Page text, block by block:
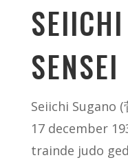
SENSEI
Seiichi Sugano (
17 december
trainde judo